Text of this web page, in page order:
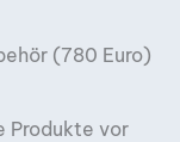
(780 Euro)
Produkte vor